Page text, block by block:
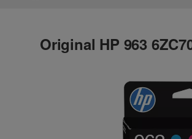
Original HP 963